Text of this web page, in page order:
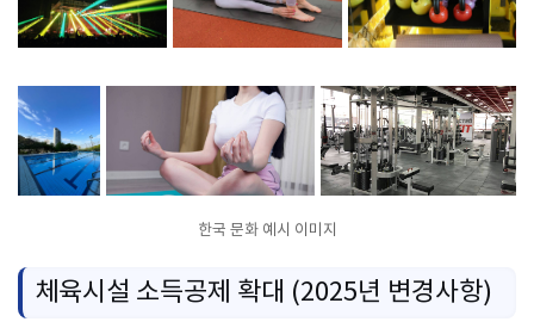
한국 문화 예시 이미지
체육시설 소득공제 확대 (2025년 변경사항)